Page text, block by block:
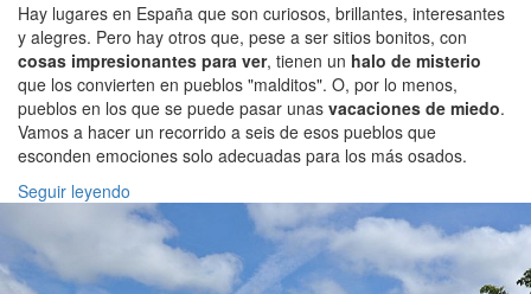
Hay lugares en España que son curiosos, brillantes, interesantes
y alegres. Pero hay otros que, pese a ser sitios bonitos, con
cosas impresionantes para ver, tienen un halo de misterio
que los convierten en pueblos "malditos". O, por lo menos,
pueblos en los que se puede pasar unas vacaciones de miedo.
Vamos a hacer un recorrido a seis de esos pueblos que
esconden emociones solo adecuadas para los más osados.
Seguir leyendo